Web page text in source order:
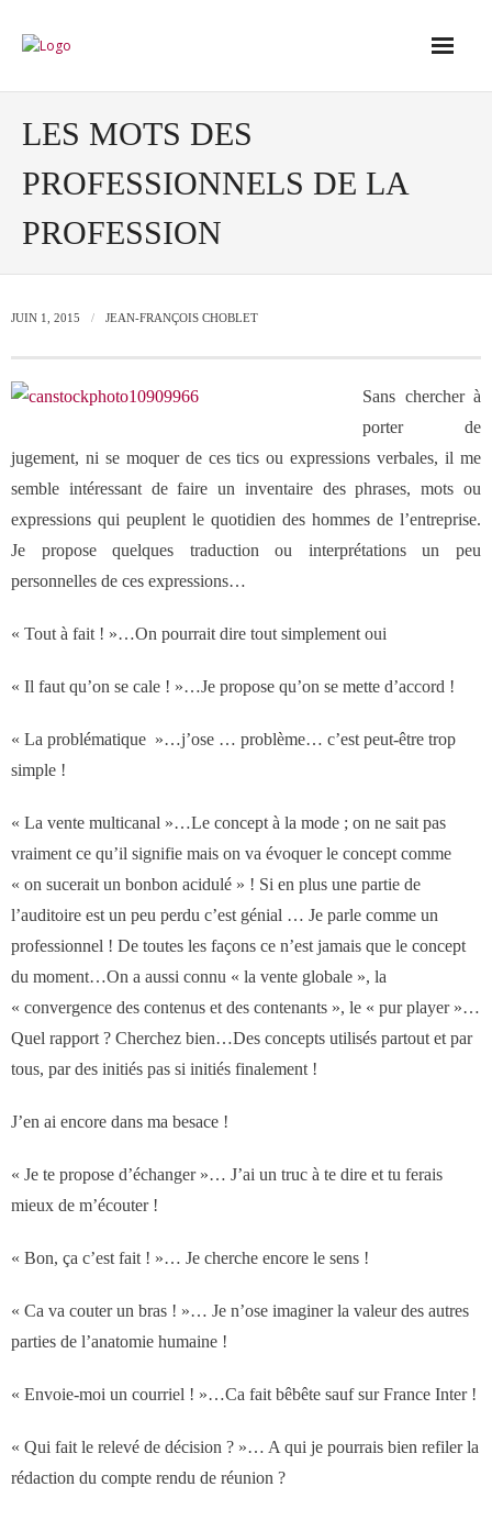
Accueil
Conseil
- Audit de votre réseau de vente
- Conseil en stratégie commerciale
de vente
- Ingénierie des ressources humaines
des réseaux de vente
Formation
- Formations aux techniques de vente
- Formations des managers
commerciaux
Dirigeants
Le Cabinet
- JF Choblet
- Références clients
Contact
LES MOTS DES
PROFESSIONNELS DE LA
PROFESSION
JUIN 1, 2015 JEAN-FRANÇOIS CHOBLET
Sans chercher à
porter de
jugement, ni se moquer de ces tics ou expressions verbales, il me
semble intéressant de faire un inventaire des phrases, mots ou
expressions qui peuplent le quotidien des hommes de l’entreprise.
Je propose quelques traduction ou interprétations un peu
personnelles de ces expressions…
« Tout à fait ! »…On pourrait dire tout simplement oui
« Il faut qu’on se cale ! »…Je propose qu’on se mette d’accord !
« La problématique »…j’ose … problème… c’est peut-être trop
simple !
« La vente multicanal »…Le concept à la mode ; on ne sait pas
vraiment ce qu’il signifie mais on va évoquer le concept comme
« on sucerait un bonbon acidulé » ! Si en plus une partie de
l’auditoire est un peu perdu c’est génial … Je parle comme un
professionnel ! De toutes les façons ce n’est jamais que le concept
du moment…On a aussi connu « la vente globale », la
« convergence des contenus et des contenants », le « pur player »…
Quel rapport ? Cherchez bien…Des concepts utilisés partout et par
tous, par des initiés pas si initiés finalement !
J’en ai encore dans ma besace !
« Je te propose d’échanger »… J’ai un truc à te dire et tu ferais
mieux de m’écouter !
« Bon, ça c’est fait ! »… Je cherche encore le sens !
« Ca va couter un bras ! »… Je n’ose imaginer la valeur des autres
parties de l’anatomie humaine !
« Envoie-moi un courriel ! »…Ca fait bêbête sauf sur France Inter !
« Qui fait le relevé de décision ? »… A qui je pourrais bien refiler la
rédaction du compte rendu de réunion ?